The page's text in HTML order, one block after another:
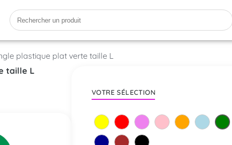
plastique plat verte taille L
taille L
VOTRE SÉLECTION